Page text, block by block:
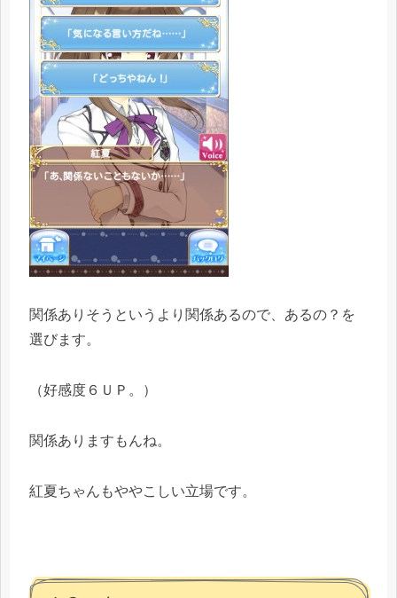
関係ありそうというより関係あるので、あるの？を
選びます。
（好感度６ＵＰ。）
関係ありますもんね。
紅夏ちゃんもややこしい立場です。